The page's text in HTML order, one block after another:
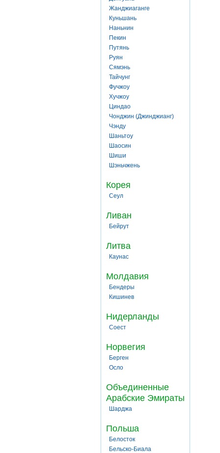
Жанджиаганге
Куньшань
Наньнин
Пекин
Путянь
Руян
Сямэнь
Тайчунг
Фучжоу
Хучжоу
Циндао
Чонджин (Джинджианг)
Чэнду
Шаньтоу
Шаосин
Шиши
Шэньчжень
Корея
Сеул
Ливан
Бейрут
Литва
Каунас
Молдавия
Бендеры
Кишинев
Нидерланды
Соест
Норвегия
Берген
Осло
Объединенные
Арабские Эмираты
Шарджа
Польша
Белосток
Бельско-Биала